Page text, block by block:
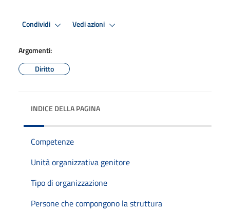
Condividi Vedi azioni
Argomenti:
Diritto
INDICE DELLA PAGINA
Competenze
Unità organizzativa genitore
Tipo di organizzazione
Persone che compongono la struttura